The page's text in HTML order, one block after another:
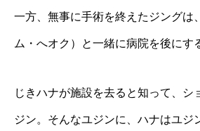
一方、無事に手術を終えたジングは
ム・へオク）と一緒に病院を後にす
じきハナが施設を去ると知って、シ
ジン。そんなユジンに、ハナはユジ